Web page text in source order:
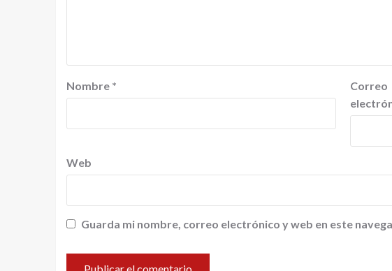
Nombre *
Correo
Web
Guarda mi nombre, correo electrónico y web en este